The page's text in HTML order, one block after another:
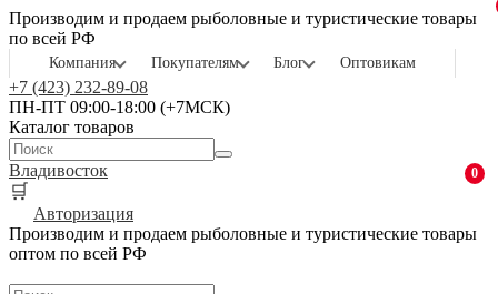
Производим и продаем рыболовные и туристические товары
по всей РФ
Компания Покупателям Блог Оптовикам
+7 (423) 232-89-08
ПН-ПТ 09:00-18:00 (+7МСК)
Каталог товаров
Владивосток
🛒
0
Авторизация
Производим и продаем рыболовные и туристические товары
оптом по всей РФ